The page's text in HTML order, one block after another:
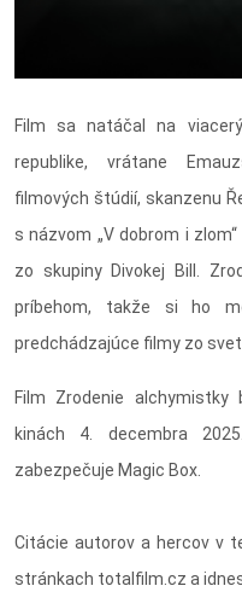
Film sa natáčal na
republike, vrátane
filmových štúdií, skanzenu
s názvom „V dobrom i
zo skupiny Divokej Bill.
príbehom, takže si ho
predchádzajúce filmy zo
Film Zrodenie
kinách 4. decembra
zabezpečuje Magic Box.
Citácie autorov a hercov v
stránkach totalfilm.cz a